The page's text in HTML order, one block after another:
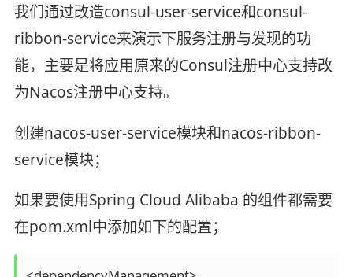
我们通过改造consul-user-service和consul-
ribbon-service来演示下服务注册与发现的功
能，主要是将应用原来的Consul注册中心支持改
为Nacos注册中心支持。
创建nacos-user-service模块和nacos-ribbon-
service模块；
如果要使用Spring Cloud Alibaba 的组件都需要
在pom.xml中添加如下的配置；